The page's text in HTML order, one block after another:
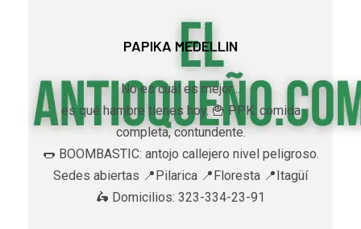
PAPIKA MEDELLIN
No es cuál es mejor…
es qué hambre tienes hoy. 🍟 PPK: comida
completa, contundente.
🌭 BOOMBASTIC: antojo callejero nivel peligroso.
Sedes abiertas 📍Pilarica 📍Floresta 📍Itagüí
🛵 Domicilios: 323-334-23-91